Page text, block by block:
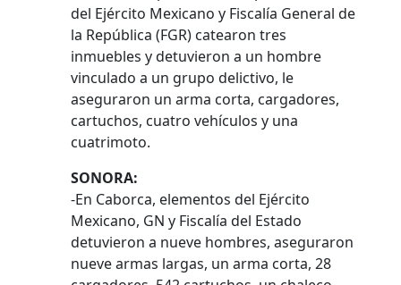
del Ejército Mexicano y Fiscalía General de
la República (FGR) catearon tres
inmuebles y detuvieron a un hombre
vinculado a un grupo delictivo, le
aseguraron un arma corta, cargadores,
cartuchos, cuatro vehículos y una
cuatrimoto.
SONORA:
-En Caborca, elementos del Ejército
Mexicano, GN y Fiscalía del Estado
detuvieron a nueve hombres, aseguraron
nueve armas largas, un arma corta, 28